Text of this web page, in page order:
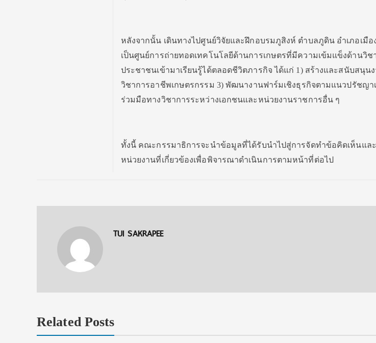
หลังจากนั้น เดินทางไปศูนย์วิจัยและฝึกอบรมภูสิงห์ ตำบลภูดิน อำเภอเมื
เป็นศูนย์การถ่ายทอดเทคโนโลยีด้านการเกษตรที่มีความเข้มแข็งด้านวิช
ประชาชนเข้ามาเรียนรู้ได้ตลอดชีวิตภารกิจ ได้แก่ 1) สร้างและสนับสนุนง
วิชาการอาชีพเกษตรกรรม 3) พัฒนางานฟาร์มเชิงธุรกิจตามแนวปรัชญา
ร่วมมือทางวิชาการระหว่างเอกชนและหน่วยงานราชการอื่น ๆ
ทั้งนี้ คณะกรรมาธิการจะนําข้อมูลที่ได้รับนําไปสู่การจัดทําข้อคิดเห็นแล
หน่วยงานที่เกี่ยวข้องเพื่อพิจารณาดำเนินการตามหน้าที่ต่อไป
TUI SAKRAPEE
Related Posts